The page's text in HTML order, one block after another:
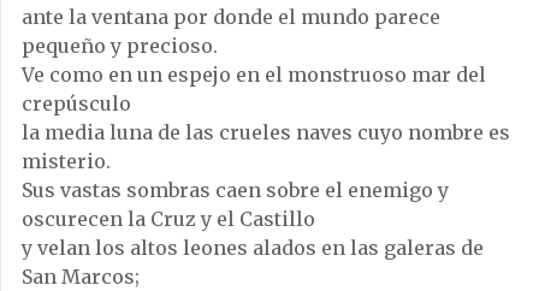
ante la ventana por donde el mundo parece
pequeño y precioso.
Ve como en un espejo en el monstruoso mar del
crepúsculo
la media luna de las crueles naves cuyo nombre es
misterio.
Sus vastas sombras caen sobre el enemigo y
oscurecen la Cruz y el Castillo
y velan los altos leones alados en las galeras de
San Marcos;